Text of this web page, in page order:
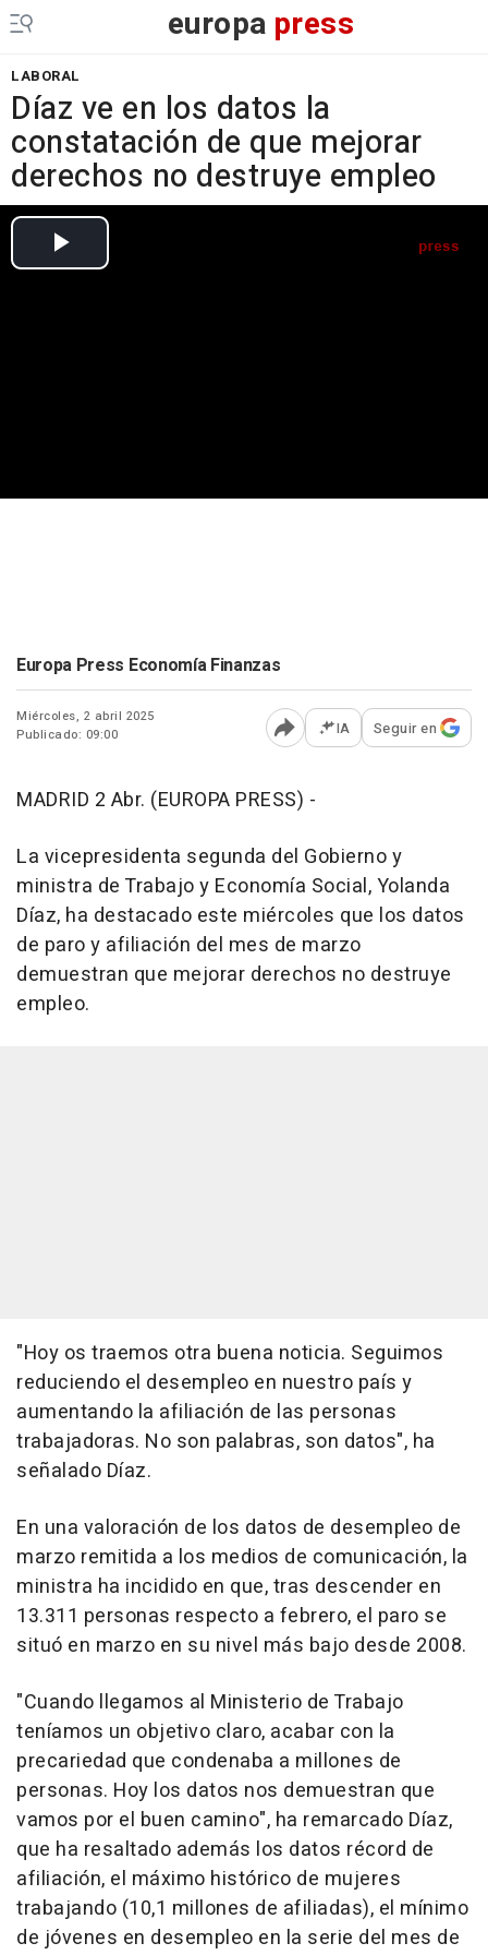
europa press
LABORAL
Díaz ve en los datos la
constatación de que mejorar
derechos no destruye empleo
Europa Press Economía Finanzas
Miércoles, 2 abril 2025
Publicado: 09:00
Abrir opciones para
IA Seguir en
MADRID 2 Abr. (EUROPA PRESS) -
La vicepresidenta segunda del Gobierno y
ministra de Trabajo y Economía Social, Yolanda
Díaz, ha destacado este miércoles que los datos
de paro y afiliación del mes de marzo
demuestran que mejorar derechos no destruye
empleo.
"Hoy os traemos otra buena noticia. Seguimos
reduciendo el desempleo en nuestro país y
aumentando la afiliación de las personas
trabajadoras. No son palabras, son datos", ha
señalado Díaz.
En una valoración de los datos de desempleo de
marzo remitida a los medios de comunicación, la
ministra ha incidido en que, tras descender en
13.311 personas respecto a febrero, el paro se
situó en marzo en su nivel más bajo desde 2008.
"Cuando llegamos al Ministerio de Trabajo
teníamos un objetivo claro, acabar con la
precariedad que condenaba a millones de
personas. Hoy los datos nos demuestran que
vamos por el buen camino", ha remarcado Díaz,
que ha resaltado además los datos récord de
afiliación, el máximo histórico de mujeres
trabajando (10,1 millones de afiliadas), el mínimo
de jóvenes en desempleo en la serie del mes de